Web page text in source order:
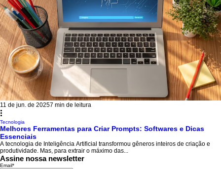
11 de jun. de 20257 min de leitura
Tecnologia
Melhores Ferramentas para Criar Prompts: Softwares e Dicas
Essenciais
A tecnologia de Inteligência Artificial transformou gêneros inteiros de criação e
produtividade. Mas, para extrair o máximo das...
Assine nossa newsletter
Email*